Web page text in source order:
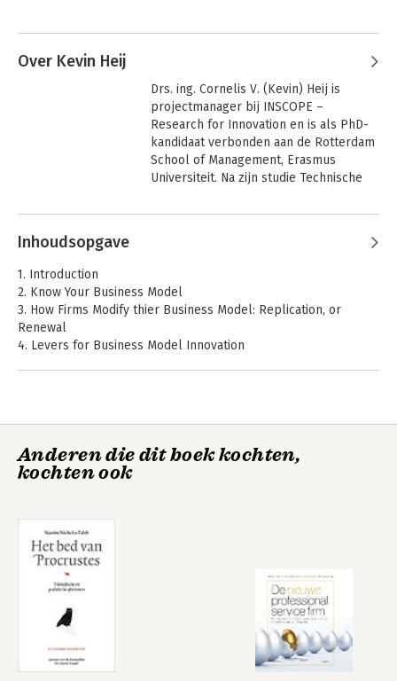
Perspectieven op
De Winst van
Purpose
van wetenschappelijk onderzoek, onder
meer naar management- en sociale
innovatie.
Over Kevin Heij
Drs. ing. Cornelis V. (Kevin) Heij is
projectmanager bij INSCOPE –
Research for Innovation en is als PhD-
kandidaat verbonden aan de Rotterdam
School of Management, Erasmus
Universiteit. Na zijn studie Technische
Business Administration aan de Erasmus
technologische en niet-technologische
van organisaties versterken.
Andere boeken door Kevin Heij
De Winst van
Purpose
De Winst van
Inhoudsopgave
1. Introduction
2. Know Your Business Model
3. How Firms Modify thier Business Model: Replication, or
Renewal
4. Levers for Business Model Innovation
Managers
Anderen die dit boek kochten,
kochten ook